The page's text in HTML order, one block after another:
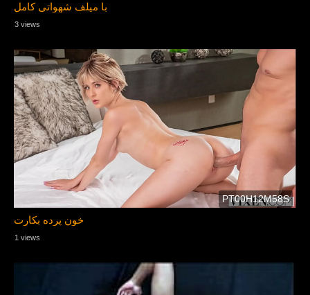
是獲取▛ H19-319_V2.0 ▟免費下載的最佳網站H19-319_V2.0
題庫分享
با میلف شهواتی کامل
3 views
PT00H12M58S
خون پرده بکارت
1 views